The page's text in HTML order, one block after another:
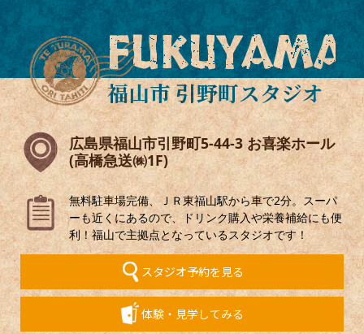
FUKUYAMA
福山市 引野町スタジオ
広島県福山市引野町5-44-3 お喜楽ホール
(高橋急送㈱1F)
無料駐車場完備、ＪＲ東福山駅から車で2分。スーパ
ーも近くにあるので、ドリンク購入や栄養補給にも便
利！福山で主拠点となっているスタジオです！
スタジオ予約を見る
体験・見学してみる